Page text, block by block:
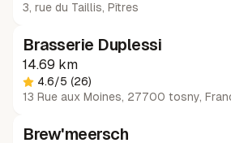
3, rue du Taillis, Pîtres
Brasserie Duplessi
14.69 km
4.6/5 (26)
13 Rue aux Moines, 27700 tosny,
Brew'meersch